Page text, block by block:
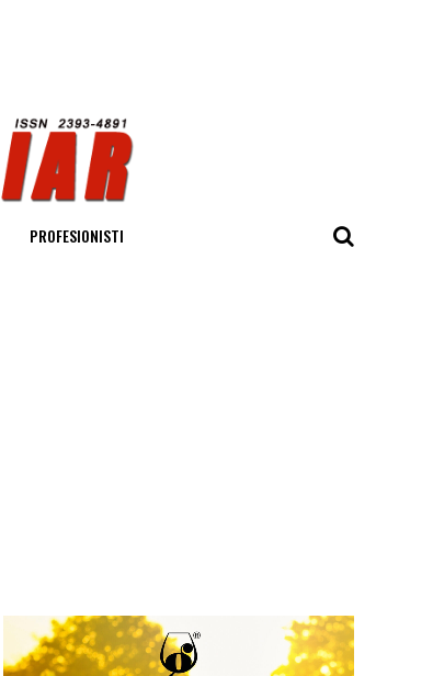
PROFESIONISTI